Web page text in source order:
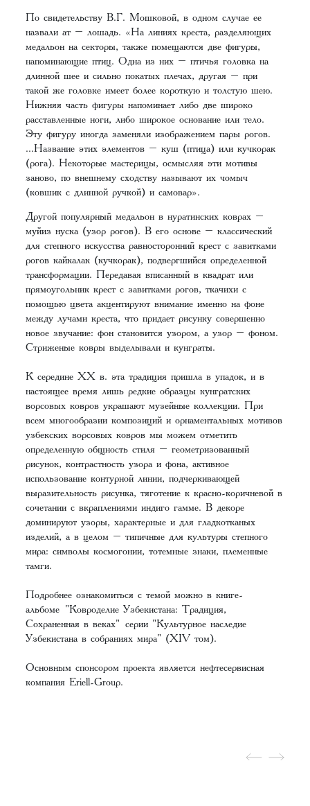
По свидетельству В.Г. Мошковой, в одном случае ее
назвали ат – лошадь. «На линиях креста, разделяющих
медальон на секторы, также помещаются две фигуры,
напоминающие птиц. Одна из них – птичья головка на
длинной шее и сильно покатых плечах, другая – при
такой же головке имеет более короткую и толстую шею.
Нижняя часть фигуры напоминает либо две широко
расставленные ноги, либо широкое основание или тело.
Эту фигуру иногда заменяли изображением пары рогов.
...Название этих элементов – куш (птица) или кучкорак
(рога). Некоторые мастерицы, осмысляя эти мотивы
заново, по внешнему сходству называют их чомыч
(ковшик с длинной ручкой) и самовар».
Другой популярный медальон в нуратинских коврах –
муйиз нуска (узор рогов). В его основе – классический
для степного искусства равносторонний крест с завитками
рогов кайкалак (кучкорак), подвергшийся определенной
трансформации. Передавая вписанный в квадрат или
прямоугольник крест с завитками рогов, ткачихи с
помощью цвета акцентируют внимание именно на фоне
между лучами креста, что придает рисунку совершенно
новое звучание: фон становится узором, а узор – фоном.
Стриженые ковры выделывали и кунграты.
К середине ХХ в. эта традиция пришла в упадок, и в
настоящее время лишь редкие образцы кунгратских
ворсовых ковров украшают музейные коллекции. При
всем многообразии композиций и орнаментальных мотивов
узбекских ворсовых ковров мы можем отметить
определенную общность стиля – геометризованный
рисунок, контрастность узора и фона, активное
использование контурной линии, подчеркивающей
выразительность рисунка, тяготение к красно-коричневой в
сочетании с вкраплениями индиго гамме. В декоре
доминируют узоры, характерные и для гладкотканых
изделий, а в целом – типичные для культуры степного
мира: символы космогонии, тотемные знаки, племенные
тамги.
Подробнее ознакомиться с темой можно в книге-
альбоме "Ковроделие Узбекистана: Традиция,
Сохраненная в веках" серии "Культурное наследие
Узбекистана в собраниях мира" (XIV том).
Основным спонсором проекта является нефтесервисная
компания Eriell-Group.